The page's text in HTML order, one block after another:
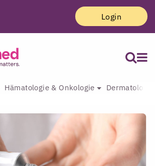
Login
Hämatologie & Onkologie